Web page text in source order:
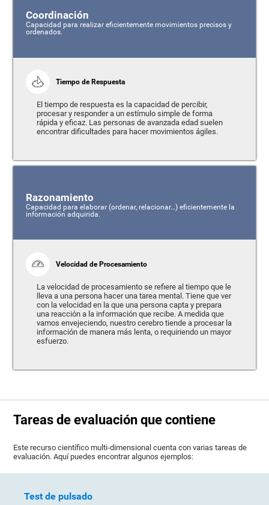
Coordinación
Capacidad para realizar eficientemente movimientos precisos y
ordenados.
Tiempo de Respuesta
El tiempo de respuesta es la capacidad de percibir,
procesar y responder a un estímulo simple de forma
rápida y eficaz. Las personas de avanzada edad suelen
encontrar dificultades para hacer movimientos ágiles.
Razonamiento
Capacidad para elaborar (ordenar, relacionar…) eficientemente la
información adquirida.
Velocidad de Procesamiento
La velocidad de procesamiento se refiere al tiempo que le
lleva a una persona hacer una tarea mental. Tiene que ver
con la velocidad en la que una persona capta y prepara
una reacción a la información que recibe. A medida que
vamos envejeciendo, nuestro cerebro tiende a procesar la
información de manera más lenta, o requiriendo un mayor
esfuerzo.
Tareas de evaluación que contiene
Este recurso científico multi-dimensional cuenta con varias tareas de
evaluación. Aquí puedes encontrar algunos ejemplos:
Test de pulsado